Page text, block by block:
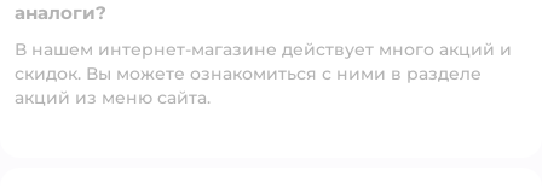
аналоги?
В нашем интернет-магазине действует много акций и
скидок. Вы можете ознакомиться с ними в разделе
акций из меню сайта.